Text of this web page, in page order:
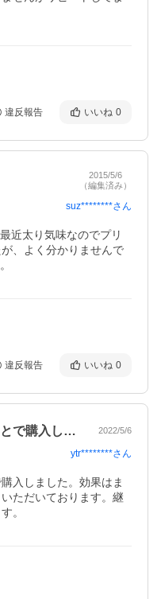
違反報告 いいね 0
2015/5/6
（編集済み）
suz********さん
近太り気味なのでプリ
、よく分かりませんで
違反報告 いいね 0
尿酸値上昇を抑えると言うことで購入しま… 2022/5/6
ytr********さん
入しました。効果はま
ただいております。継
。